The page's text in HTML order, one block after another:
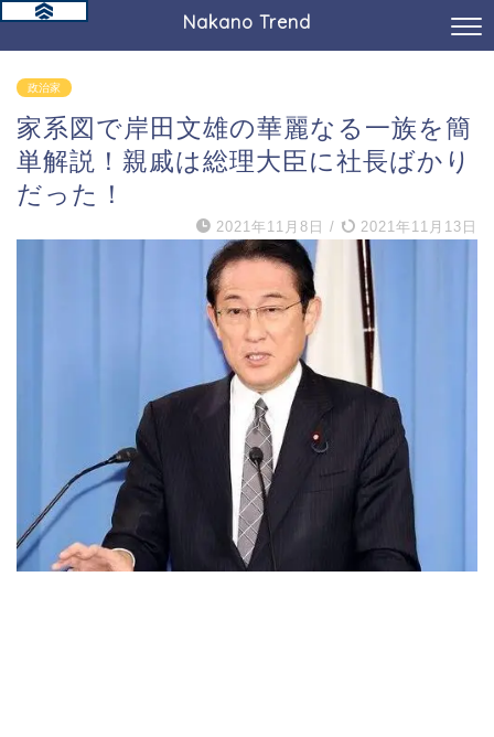
Nakano Trend
政治家
家系図で岸田文雄の華麗なる一族を簡
単解説！親戚は総理大臣に社長ばかり
だった！
2021年11月8日 / 2021年11月13日